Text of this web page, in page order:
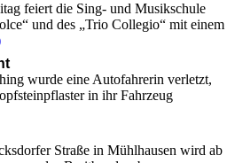
feiert die Sing- und Musikschule
und des „Trio Collegio“ mit einem
wurde eine Autofahrerin verletzt,
in ihr Fahrzeug
Straße in Mühlhausen wird ab